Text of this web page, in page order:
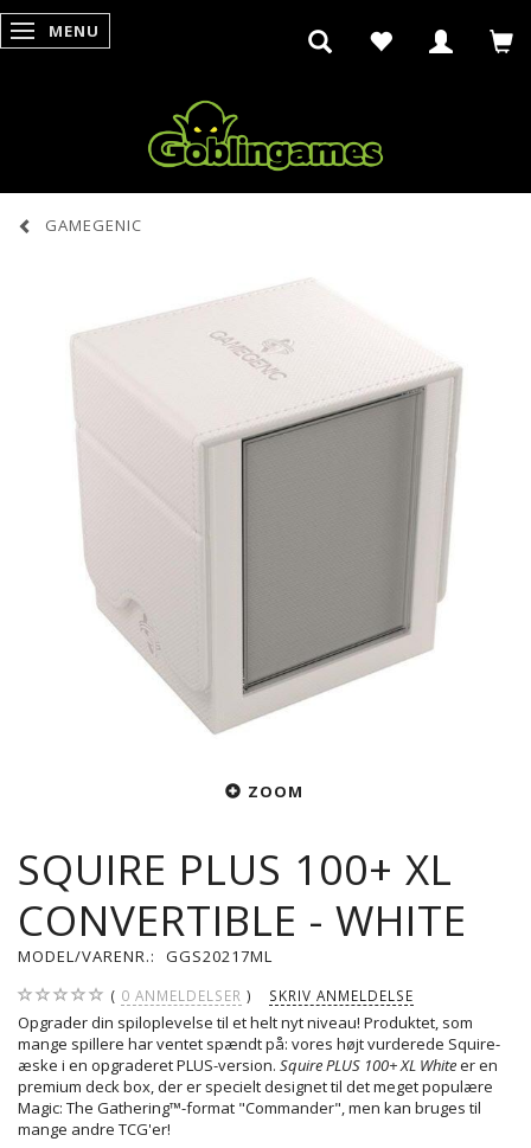
SKIFTE NAVIGATION
MENU
GAMEGENIC
ZOOM
SQUIRE PLUS 100+ XL
CONVERTIBLE - WHITE
MODEL/VARENR.: GGS20217ML
0 ANMELDELSER SKRIV ANMELDELSE
Opgrader din spiloplevelse til et helt nyt niveau! Produktet, som
mange spillere har ventet spændt på: vores højt vurderede Squire-
æske i en opgraderet PLUS-version. Squire PLUS 100+ XL Whiteer en
premium deck box, der er specielt designet til det meget populære
Magic: The Gathering™-format "Commander", men kan bruges til
mange andre TCG'er!